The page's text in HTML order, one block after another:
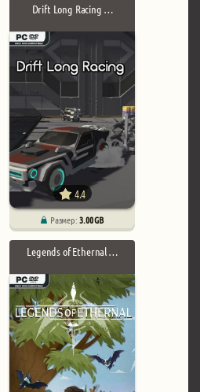
Drift Long Racing …
4.4
Размер:3.00 GB
Legends of Ethernal …